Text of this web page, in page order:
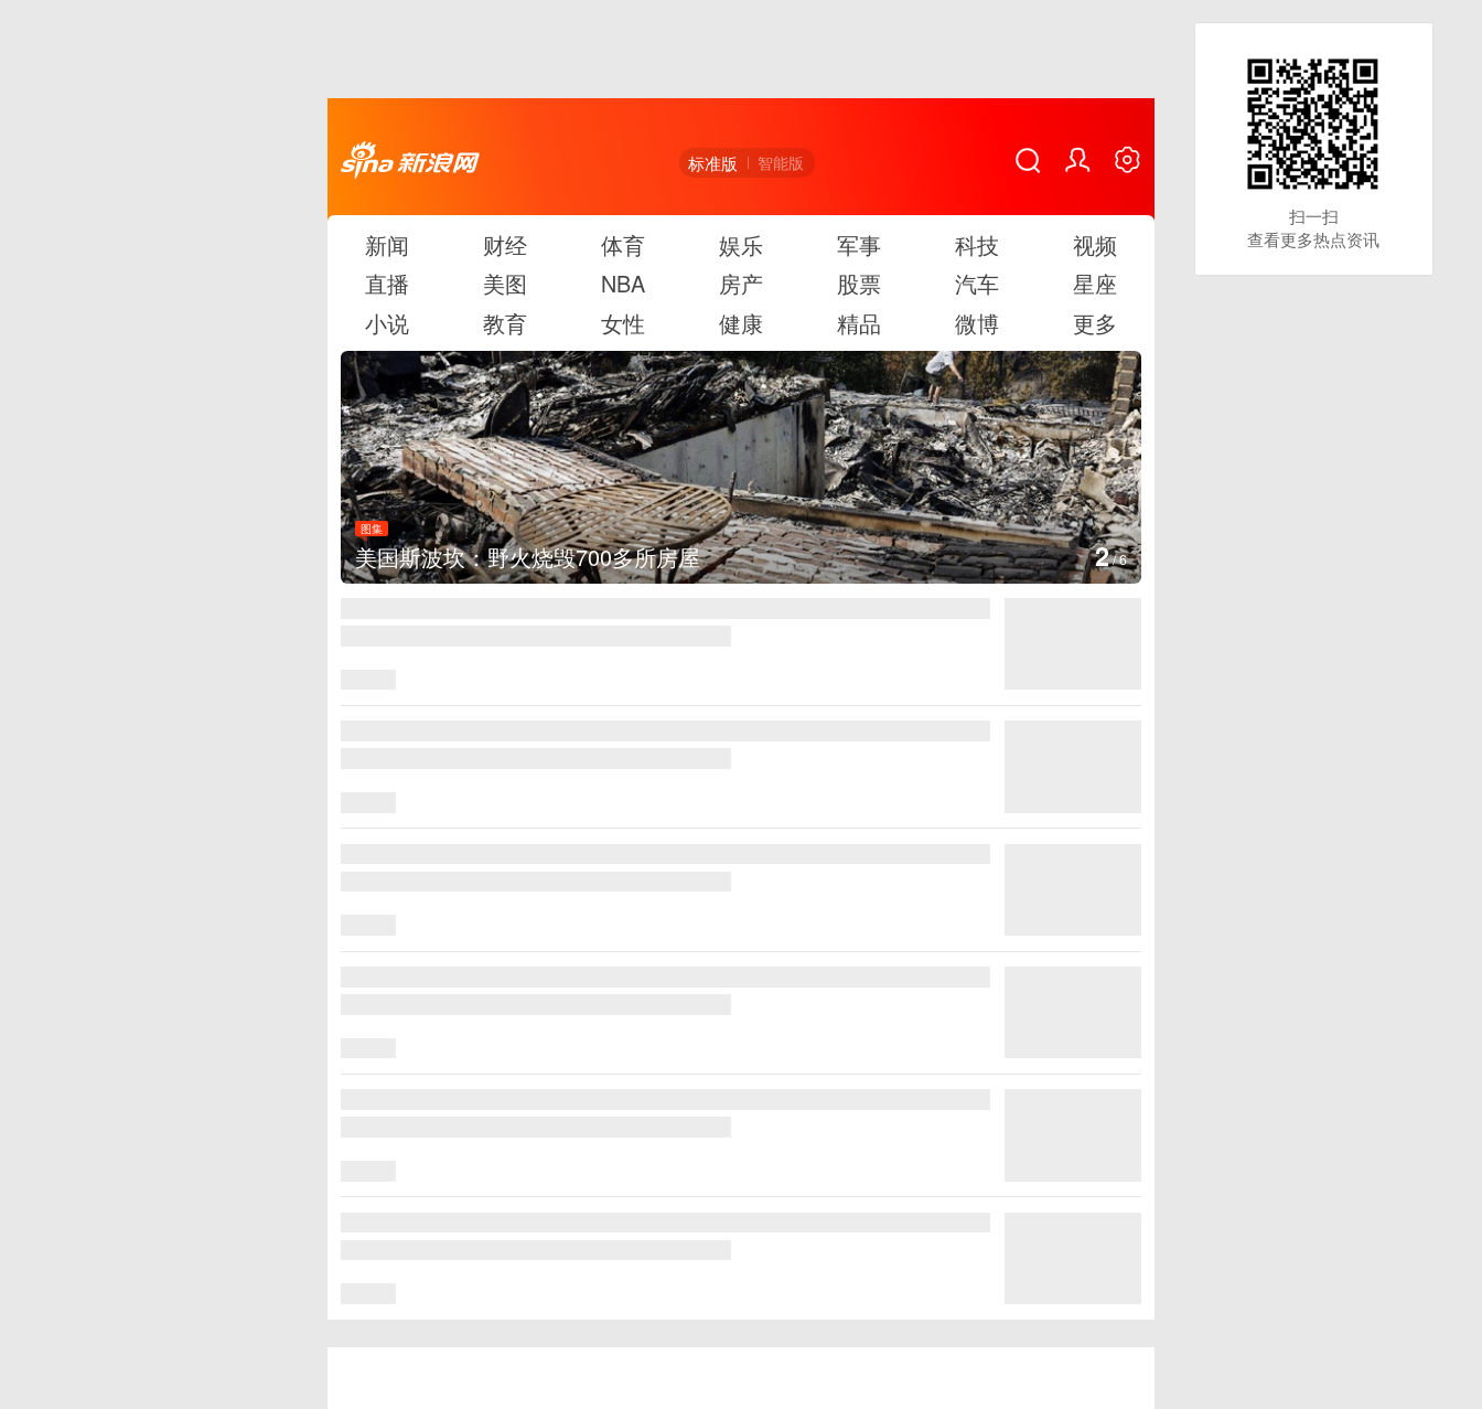
标准版 智能版
新闻 财经 体育 娱乐 军事 科技
视频
直播
美图 NBA 房产 股票 汽车
星座
小说
教育 女性 健康 精品 微博 更多
图集
美国斯波坎：野火烧毁700多所房屋 2/6
扫一扫
查看更多热点资讯
扫一扫
查看更多热点资讯